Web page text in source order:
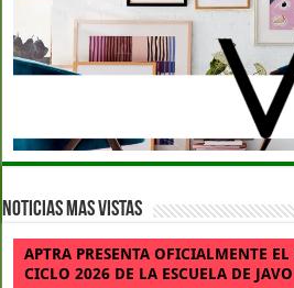
Noticias Mas Vistas
APTRA PRESENTA OFICIALMENTE
CICLO 2026 DE LA ESCUELA DE